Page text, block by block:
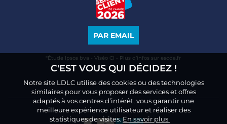
PAR EMAIL
*Étude Ipsos bva - Viséo CI - Plus d’infos sur escda.fr
C'EST VOUS QUI DÉCIDEZ !
Notre site LDLC utilise des cookies ou des technologies
similaires pour vous proposer des services et offres
adaptés à vos centres d’intérêt, vous garantir une
meilleure expérience utilisateur et réaliser des
statistiques de visites.En savoir plus.